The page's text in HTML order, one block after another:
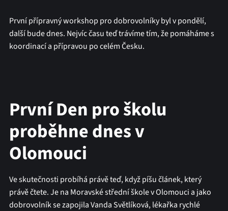
První přípravný workshop pro dobrovolníky byl v pondělí,
další bude dnes. Nejvíc času teď trávíme tím, že pomáháme s
koordinací a přípravou po celém Česku.
První Den pro školu
proběhne dnes v
Olomouci
Ve skutečnosti probíhá právě teď, když píšu článek, který
právě čtete. Je na Moravské střední škole v Olomouci a jako
dobrovolník se zapojila Vanda Světlíková, lékařka rychlé